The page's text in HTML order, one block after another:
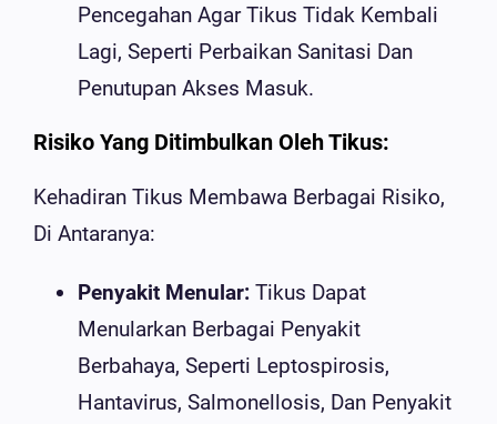
Pencegahan Agar Tikus Tidak Kembali
Lagi, Seperti Perbaikan Sanitasi Dan
Penutupan Akses Masuk.
Risiko Yang Ditimbulkan Oleh Tikus:
Kehadiran Tikus Membawa Berbagai Risiko,
Di Antaranya:
Penyakit Menular: Tikus Dapat
Menularkan Berbagai Penyakit
Berbahaya, Seperti Leptospirosis,
Hantavirus, Salmonellosis, Dan Penyakit